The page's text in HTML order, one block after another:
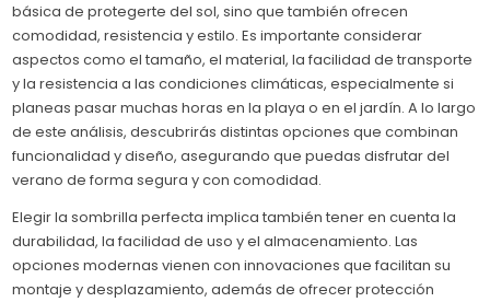
básica de protegerte del sol, sino que también ofrecen
comodidad, resistencia y estilo. Es importante considerar
aspectos como el tamaño, el material, la facilidad de transporte
y la resistencia a las condiciones climáticas, especialmente si
planeas pasar muchas horas en la playa o en el jardín. A lo largo
de este análisis, descubrirás distintas opciones que combinan
funcionalidad y diseño, asegurando que puedas disfrutar del
verano de forma segura y con comodidad.
Elegir la sombrilla perfecta implica también tener en cuenta la
durabilidad, la facilidad de uso y el almacenamiento. Las
opciones modernas vienen con innovaciones que facilitan su
montaje y desplazamiento, además de ofrecer protección